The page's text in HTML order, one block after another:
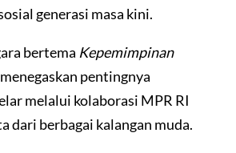
generasi masa kini.
bertema Kepemimpinan
pentingnya
melalui kolaborasi MPR RI
dari berbagai kalangan muda.